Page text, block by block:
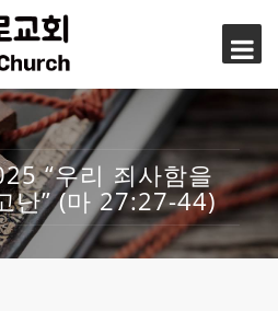
“우리 죄사함을
난” (마 27:27-44)